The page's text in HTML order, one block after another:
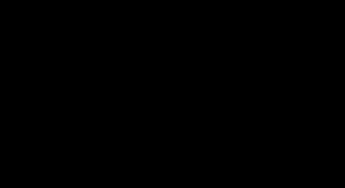
พันธ์ 2026 กองทุนได้เปลี่ยนคำว่า